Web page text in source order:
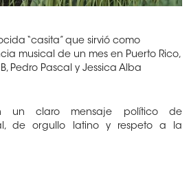
“casita” que sirvió como
musical de un mes en Puerto Rico,
Pedro Pascal y Jessica Alba
un claro mensaje político de
de orgullo latino y respeto a la